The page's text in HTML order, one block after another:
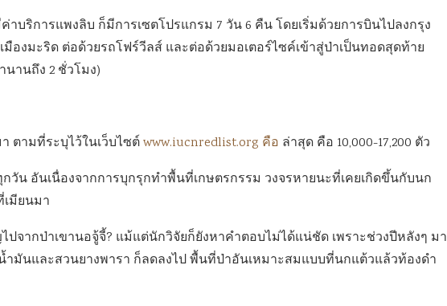
บริการแพงลิบ ก็มีการเซตโปรแกรม 7 วัน 6 คืน โดยเริ่มด้วยการบินไปลงกรุง
มืองมะริด ต่อด้วยรถโฟร์วีลส์ และต่อด้วยมอเตอร์ไซค์เข้าสู่ป่าเป็นทอดสุดท้าย
นานถึง 2 ชั่วโมง)
ตามที่ระบุไว้ในเว็บไซต์www.iucnredlist.org คือ ล่าสุด คือ 10,000-17,200 ตัว
วัน อันเนื่องจากการบุกรุกทำพื้นที่เกษตรกรรม วงจรหายนะที่เคยเกิดขึ้นกับนก
มียนมา
จากป่าเขานอจู้จี้? แม้แต่นักวิจัยก็ยังหาคำตอบไม่ได้แน่ชัด เพราะช่วงปีหลังๆ มา
มันและสวนยางพารา ก็ลดลงไป พื้นที่ป่าอันเหมาะสมแบบที่นกแต้วแล้วท้องดำ